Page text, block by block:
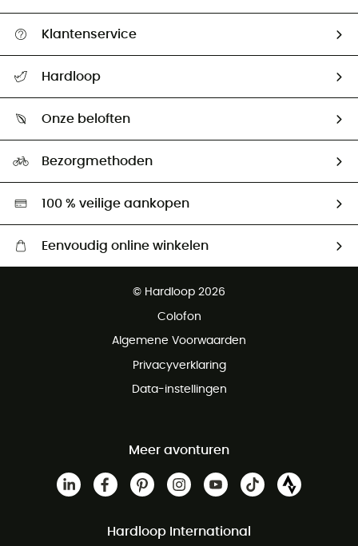
Klantenservice
Mijn zending volgen
Retourzendingen & Terugbetalingen
Hardloop
Ambassadeurs
Onze beloften
Hardgreen
Bezorgmethoden
100 % veilige aankopen
Eenvoudig online winkelen
Gratis retourneren binnen 100 dagen
© Hardloop 2026
Colofon
Algemene Voorwaarden
Privacyverklaring
Data-instellingen
Meer avonturen
Hardloop International